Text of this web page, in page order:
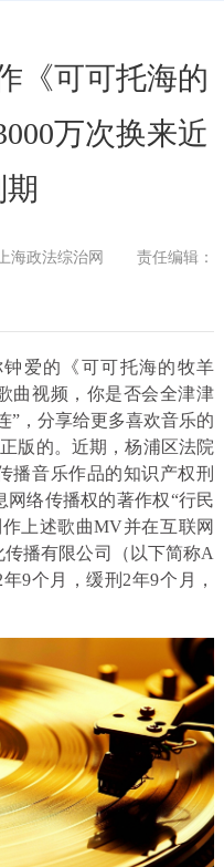
《可可托海的
万次换来近
海政法综治网
责任编辑：
爱的《可可托海的牧羊
曲视频，你是否会全津津
”，分享给更多喜欢音乐的
版的。近期，杨浦区法院
播音乐作品的知识产权刑
络传播权的著作权“行民
上述歌曲MV并在互联网
传播有限公司（以下简称A
9个月，缓刑2年9个月，